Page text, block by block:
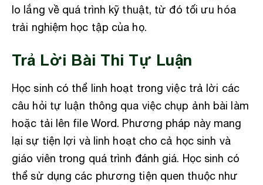
lo lắng về quá trình kỹ thuật, từ đó tối ưu hóa
trải nghiệm học tập của họ.
Trả Lời Bài Thi Tự Luận
Học sinh có thể linh hoạt trong việc trả lời các
câu hỏi tự luận thông qua việc chụp ảnh bài làm
hoặc tải lên file Word. Phương pháp này mang
lại sự tiện lợi và linh hoạt cho cả học sinh và
giáo viên trong quá trình đánh giá. Học sinh có
thể sử dụng các phương tiện quen thuộc như